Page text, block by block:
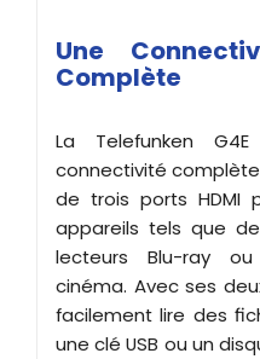
Une
Complète
La Telefunken
connectivité
de trois ports HDMI
appareils tels que
lecteurs Blu-ray
cinéma. Avec ses
facilement lire des
une clé USB ou un